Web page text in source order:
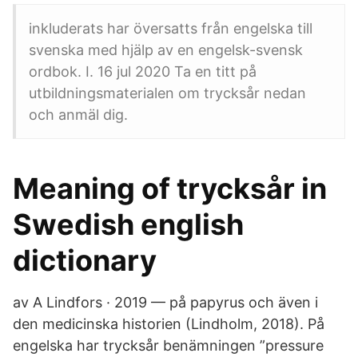
inkluderats har översatts från engelska till
svenska med hjälp av en engelsk-svensk
ordbok. I. 16 jul 2020 Ta en titt på
utbildningsmaterialen om trycksår nedan
och anmäl dig.
Meaning of trycksår in
Swedish english
dictionary
av A Lindfors · 2019 — på papyrus och även i
den medicinska historien (Lindholm, 2018). På
engelska har trycksår benämningen ”pressure